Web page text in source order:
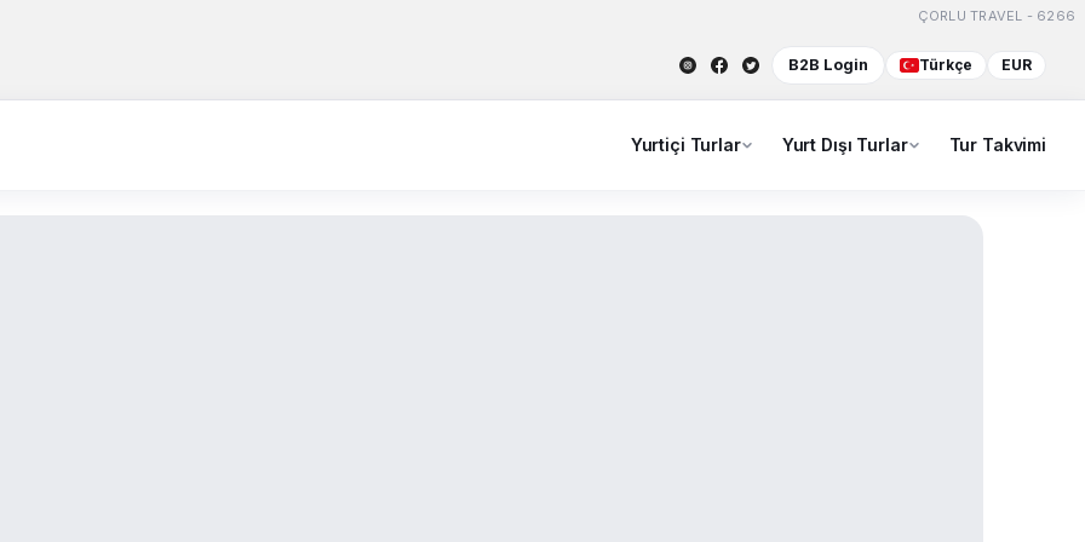
ÇORLU TRAVEL - 6266
B2B Login Türkçe EUR
Yurtiçi Turlar Yurt Dışı Turlar Tur Takvimi